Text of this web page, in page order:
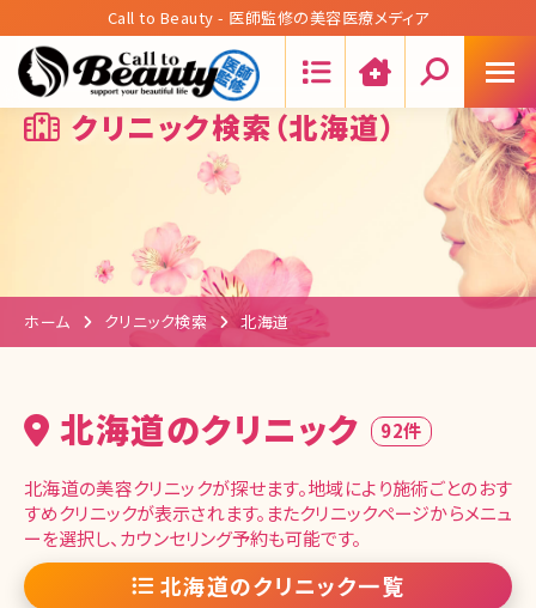
Call to Beauty - 医師監修の美容医療メディア
クリニック検索（北海道）
ホーム クリニック検索 北海道
北海道のクリニック 92件
北海道の美容クリニックが探せます。地域により施術ごとのおす
すめクリニックが表示されます。またクリニックページからメニュ
ーを選択し、カウンセリング予約も可能です。
北海道のクリニック一覧